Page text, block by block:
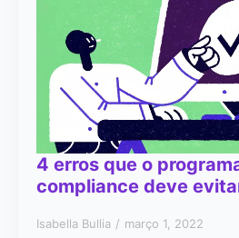
4 erros que o
compliance deve
Isabella Bullia março 1, 2022